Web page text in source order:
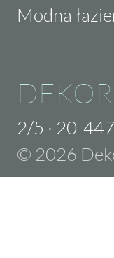
Modna
2/5 · 20-
© 2026